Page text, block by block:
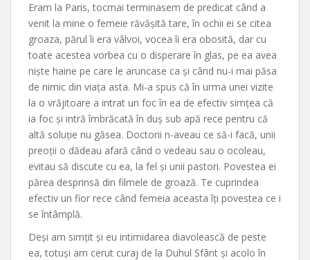
Eram la Paris, tocmai terminasem de predicat când a
venit la mine o femeie răvășită tare, în ochii ei se citea
groaza, părul îi era vâlvoi, vocea îi era obosită, dar cu
toate acestea vorbea cu o disperare în glas, pe ea avea
niște haine pe care le aruncase ca și când nu-i mai păsa
de nimic din viața asta. Mi-a spus că în urma unei vizite
la o vrăjitoare a intrat un foc în ea de efectiv simțea că
ia foc și intră îmbrăcată în duș sub apă rece pentru că
altă soluție nu găsea. Doctorii n-aveau ce să-i facă, unii
preoții o dădeau afară când o vedeau sau o ocoleau,
evitau să discute cu ea, la fel și unii pastori. Povestea ei
părea desprinsă din filmele de groază. Te cuprindea
efectiv un fior rece când femeia aceasta îți povestea ce i
se întâmplă.
Deși am simțit și eu intimidarea diavolească de peste
ea, totuși am cerut curaj de la Duhul Sfânt și acolo în